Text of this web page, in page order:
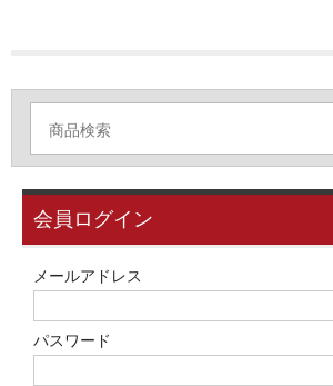
お買物かご
会員ログイン
メールアドレス
パスワード